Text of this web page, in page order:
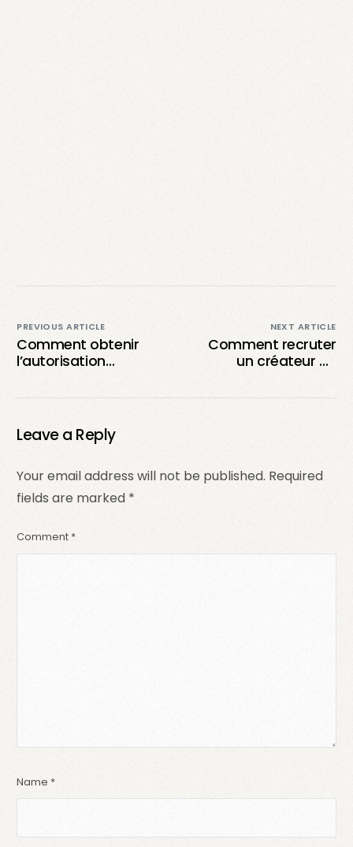
PREVIOUS ARTICLE
Comment obtenir
l’autorisation
généré par
NEXT ARTICLE
Comment recruter
un créateur de
choix et différences
Leave a Reply
Your email address will not be published. Required
fields are marked *
Comment *
Name *